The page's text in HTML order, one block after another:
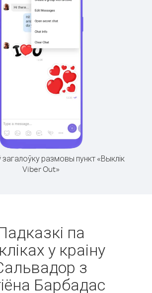
размовы пункт «Выклік
Viber Out»
па
у краіну
з
Барбадас